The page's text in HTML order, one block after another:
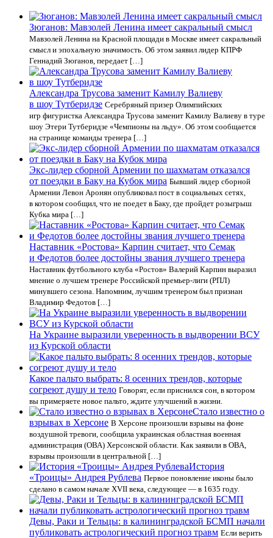
Зюганов: Мавзолей Ленина имеет сакральный смысл
Мавзолей Ленина на Красной площади в Москве имеет сакральный
смысл и эпохальную значимость. Об этом заявил лидер КПРФ
Геннадий Зюганов, передает […]
Александра Трусова заменит Камилу Валиеву
в шоу Тутберидзе Серебряный призер Олимпийских
игр фигуристка Александра Трусова заменит Камилу Валиеву в туре
шоу Этери Тутберидзе «Чемпионы на льду». Об этом сообщается
на странице команды тренера […]
Экс-лидер сборной Армении по шахматам отказался
от поездки в Баку на Кубок мира Бывший лидер сборной
Армении Левон Аронян опубликовал пост в социальных сетях,
в котором сообщил, что не поедет в Баку, где пройдет розыгрыш
Кубка мира […]
Наставник «Ростова» Карпин считает, что Семак
и Федотов более достойны звания лучшего тренера
Наставник футбольного клуба «Ростов» Валерий Карпин выразил
мнение о лучшем тренере Российской премьер-лиги (РПЛ)
минувшего сезона. Напомним, лучшим тренером был признан
Владимир Федотов […]
На Украине выразили уверенность в выдворении ВСУ
из Курской области
Какое пальто выбрать: 8 осенних трендов, которые
согреют душу и тело Говорят, если приснился сон, в котором
вы примеряете новое пальто, ждите улучшений в жизни.
Стало известно о
взрывах в Херсоне В Херсоне произошли взрывы на фоне
воздушной тревоги, сообщила украинская областная военная
администрация (ОВА) Херсонской области. Как заявили в ОВА,
взрывы произошли в центральной […]
История
«Троицы» Андрея Рублева Первое поновление иконы было
сделано в самом начале XVII века, следующее — в 1635 году.
Девы, Раки и Тельцы: в калининградской БСМП начали
публиковать астрологический прогноз травм Если верить